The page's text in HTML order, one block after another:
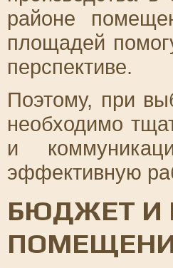
районе
площадей
перспективе.
Поэтому, при
необходимо
и
эффективную
БЮДЖЕТ И